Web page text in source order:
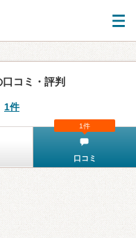
口コミ・評判
1件
口コミ
1件